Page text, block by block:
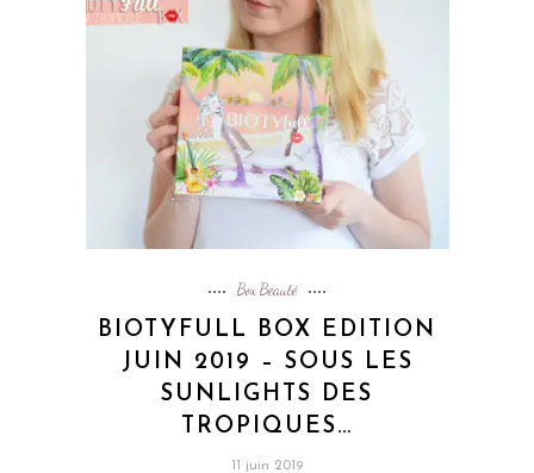
Box Beauté
BIOTYFULL BOX EDITION
JUIN 2019 – SOUS LES
SUNLIGHTS DES
TROPIQUES…
11 juin 2019